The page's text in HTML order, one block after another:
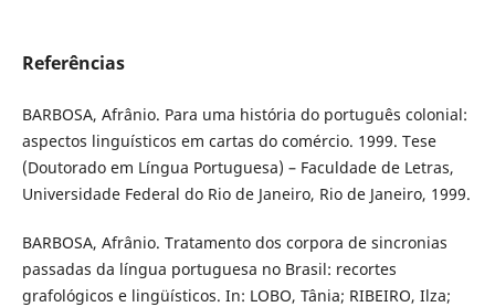
Referências
BARBOSA, Afrânio. Para uma história do português colonial:
aspectos linguísticos em cartas do comércio. 1999. Tese
(Doutorado em Língua Portuguesa) – Faculdade de Letras,
Universidade Federal do Rio de Janeiro, Rio de Janeiro, 1999.
BARBOSA, Afrânio. Tratamento dos corpora de sincronias
passadas da língua portuguesa no Brasil: recortes
grafológicos e lingüísticos. In: LOBO, Tânia; RIBEIRO, Ilza;